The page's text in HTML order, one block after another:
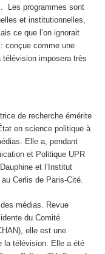
Les programmes sont
et institutionnelles,
ce que l’on ignorait
conçue comme une
imposera très
de recherche émérite
en science politique à
Elle a, pendant
et Politique UPR
et l’Institut
Cerlis de Paris-Cité.
médias. Revue
du Comité
elle est une
la télévision. Elle a été